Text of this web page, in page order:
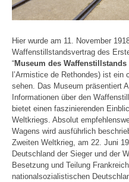
Hier wurde am 11. November
Waffenstillstandsvertrag des
“Museum des
l’Armistice de Rethondes) ist ein
sehen. Das Museum präsentiert
Informationen über den
bietet einen faszinierenden
Weltkriegs. Absolut
Wagens wird ausführlich
Zweiten Weltkrieg, am 22. Juni
Deutschland der Sieger und der
Besetzung und Teilung
nationalsozialistischen